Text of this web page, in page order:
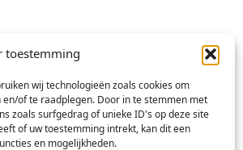
toestemming
wij technologieën zoals cookies om
of te raadplegen. Door in te stemmen met
zoals surfgedrag of unieke ID's op deze site
of uw toestemming intrekt, kan dit een
en mogelijkheden.